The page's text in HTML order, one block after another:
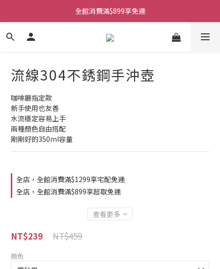
全館消費滿$899享免運
流線304不銹鋼手沖壺
咖啡廳指定款
新手使用也友善
水流穩定容易上手
兩種顏色自由搭配
剛剛好的350ml容量
全店，全館消費滿$1299享宅配免運
全店，全館消費滿$899享超取免運
查看更多
NT$459
NT$239
顏色